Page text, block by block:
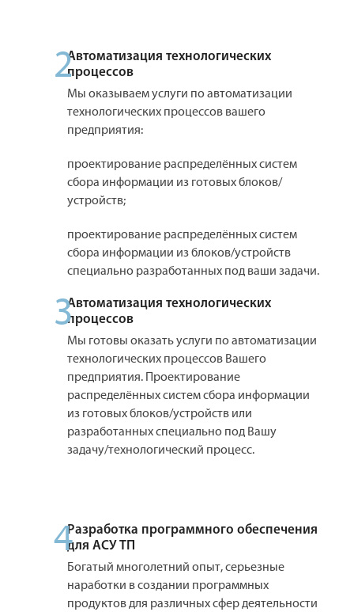
2Автоматизация технологических
процессов
Мы оказываем услуги по автоматизации
технологических процессов вашего
предприятия:
проектирование распределённых систем
сбора информации из готовых блоков/
устройств;
проектирование распределённых систем
сбора информации из блоков/устройств
специально разработанных под ваши задачи.
3Автоматизация технологических
процессов
Мы готовы оказать услуги по автоматизации
технологических процессов Вашего
предприятия. Проектирование
распределённых систем сбора информации
из готовых блоков/устройств или
разработанных специально под Вашу
задачу/технологический процесс.
4Разработка программного обеспечения
для АСУ ТП
Богатый многолетний опыт, серьезные
наработки в создании программных
продуктов для различных сфер деятельности